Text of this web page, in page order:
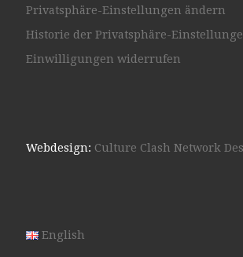
Privatsphäre-Einstellungen ändern
Historie der Privatsphäre-
Einwilligungen widerrufen
Webdesign: Culture Clash Network
English